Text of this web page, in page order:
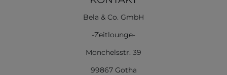
Bela & Co. GmbH
-Zeitlounge-
Mönchelsstr. 39
99867 Gotha